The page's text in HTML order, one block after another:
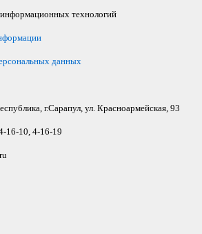
технологий
данных
г.Сарапул, ул. Красноармейская, 93
16-10, 4-16-19